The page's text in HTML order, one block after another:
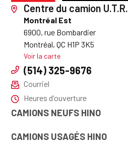
Centre du camion U.T.R.
Montréal Est
6900, rue Bombardier
Montréal, QC H1P 3K5
Voir la carte
(514) 325-9676
Courriel
Heures d'ouverture
CAMIONS NEUFS HINO
CAMIONS USAGÉS HINO